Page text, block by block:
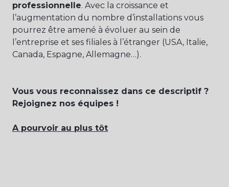
professionnelle. Avec la croissance et
l’augmentation du nombre d’installations vous
pourrez être amené à évoluer au sein de
l’entreprise et ses filiales à l’étranger (USA, Italie,
Canada, Espagne, Allemagne…).
Vous vous reconnaissez dans ce descriptif ?
Rejoignez nos équipes !
A pourvoir au plus tôt